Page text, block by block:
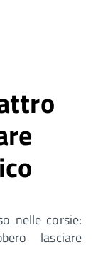
nelle corsie:
lasciare